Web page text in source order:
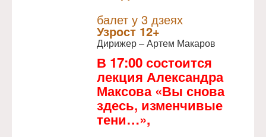
балет у 3 дзеях
Узрoст 12+
Дирижер – Артем Макаров
В 17:00 состоится
лекция Александра
Максова «Вы снова
здесь, изменчивые
тени…»,